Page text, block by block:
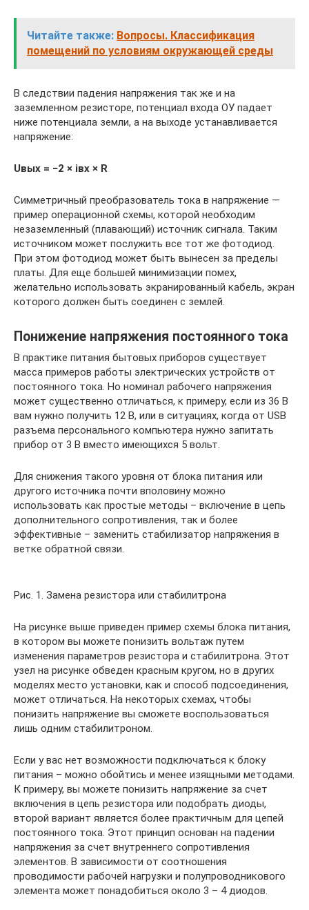
Читайте также: Вопросы. Классификация
помещений по условиям окружающей среды
В следствии падения напряжения так же и на
заземленном резисторе, потенциал входа ОУ падает
ниже потенциала земли, а на выходе устанавливается
напряжение:
Uвых = −2 × iвх × R
Симметричный преобразователь тока в напряжение —
пример операционной схемы, которой необходим
незаземленный (плавающий) источник сигнала. Таким
источником может послужить все тот же фотодиод.
При этом фотодиод может быть вынесен за пределы
платы. Для еще большей минимизации помех,
желательно использовать экранированный кабель, экран
которого должен быть соединен с землей.
Понижение напряжения постоянного тока
В практике питания бытовых приборов существует
масса примеров работы электрических устройств от
постоянного тока. Но номинал рабочего напряжения
может существенно отличаться, к примеру, если из 36 В
вам нужно получить 12 В, или в ситуациях, когда от USB
разъема персонального компьютера нужно запитать
прибор от 3 В вместо имеющихся 5 вольт.
Для снижения такого уровня от блока питания или
другого источника почти вполовину можно
использовать как простые методы – включение в цепь
дополнительного сопротивления, так и более
эффективные – заменить стабилизатор напряжения в
ветке обратной связи.
Рис. 1. Замена резистора или стабилитрона
На рисунке выше приведен пример схемы блока питания,
в котором вы можете понизить вольтаж путем
изменения параметров резистора и стабилитрона. Этот
узел на рисунке обведен красным кругом, но в других
моделях место установки, как и способ подсоединения,
может отличаться. На некоторых схемах, чтобы
понизить напряжение вы сможете воспользоваться
лишь одним стабилитроном.
Если у вас нет возможности подключаться к блоку
питания – можно обойтись и менее изящными методами.
К примеру, вы можете понизить напряжение за счет
включения в цепь резистора или подобрать диоды,
второй вариант является более практичным для цепей
постоянного тока. Этот принцип основан на падении
напряжения за счет внутреннего сопротивления
элементов. В зависимости от соотношения
проводимости рабочей нагрузки и полупроводникового
элемента может понадобиться около 3 – 4 диодов.